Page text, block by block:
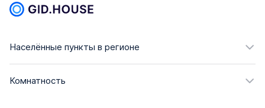
Населённые пункты в регионе
Комнатность